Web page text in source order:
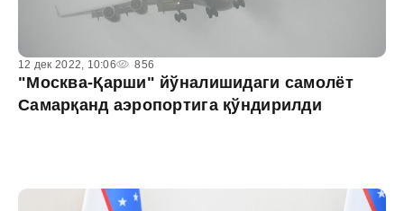
12 дек 2022, 10:06 856
"Моcква-Қарши" йўналишидаги самолёт
Самарқанд аэропортига қўндирилди